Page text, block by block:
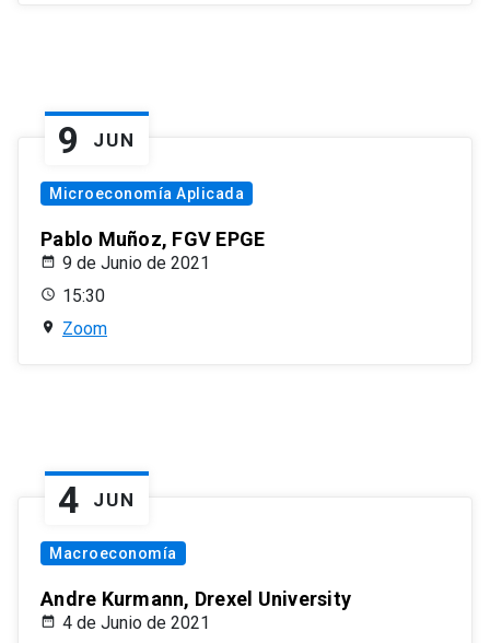
9 JUN
Microeconomía Aplicada
Pablo Muñoz, FGV EPGE
9 de Junio de 2021
15:30
Zoom
4 JUN
Macroeconomía
Andre Kurmann, Drexel University
4 de Junio de 2021